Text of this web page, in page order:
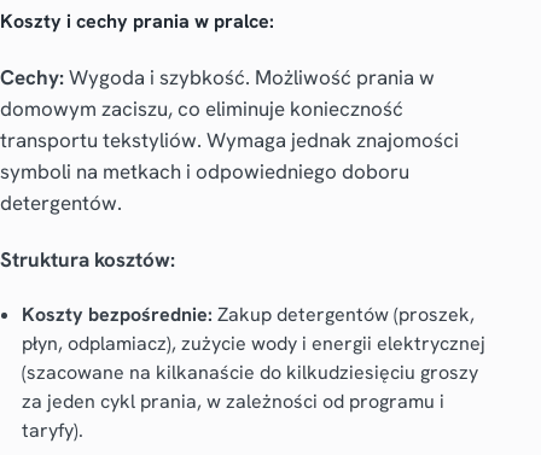
Koszty i cechy prania w pralce:
Cechy:Wygoda i szybkość. Możliwość prania w
domowym zaciszu, co eliminuje konieczność
transportu tekstyliów. Wymaga jednak znajomości
symboli na metkach i odpowiedniego doboru
detergentów.
Struktura kosztów:
Koszty bezpośrednie: Zakup detergentów (proszek,
płyn, odplamiacz), zużycie wody i energii elektrycznej
(szacowane na kilkanaście do kilkudziesięciu groszy
za jeden cykl prania, w zależności od programu i
taryfy).